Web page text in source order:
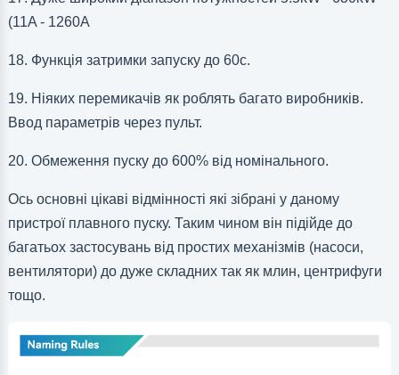
(11A- 1260A
18. Функція затримки запуску до 60с.
19. Ніяких перемикачів як роблять багато виробників.
Ввод параметрів через пульт.
20. Обмеження пуску до 600% від номінального.
Ось основні цікаві відмінності які зібрані у даному
пристрої плавного пуску. Таким чином він підійде до
багатьох застосувань від простих механізмів (насоси,
вентилятори) до дуже складних так як млин, центрифуги
тощо.